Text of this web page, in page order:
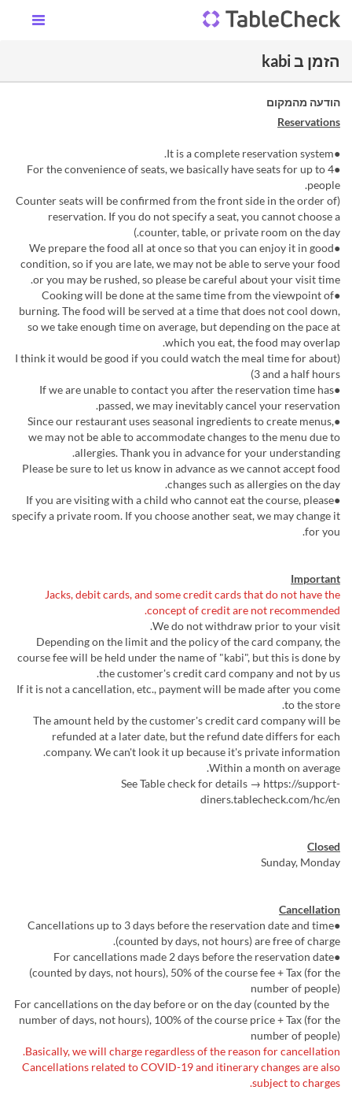
הזמן ב kabi
הודעה מהמקום
Reservations
●It is a complete reservation system.
●For the convenience of seats, we basically have seats for up to 4
people.
(Counter seats will be confirmed from the front side in the order of
reservation. If you do not specify a seat, you cannot choose a
counter, table, or private room on the day.)
●We prepare the food all at once so that you can enjoy it in good
condition, so if you are late, we may not be able to serve your food
or you may be rushed, so please be careful about your visit time.
●Cooking will be done at the same time from the viewpoint of
burning. The food will be served at a time that does not cool down,
so we take enough time on average, but depending on the pace at
which you eat, the food may overlap.
(I think it would be good if you could watch the meal time for about
3 and a half hours)
●If we are unable to contact you after the reservation time has
passed, we may inevitably cancel your reservation.
●Since our restaurant uses seasonal ingredients to create menus,
we may not be able to accommodate changes to the menu due to
allergies. Thank you in advance for your understanding.
Please be sure to let us know in advance as we cannot accept food
changes such as allergies on the day.
●If you are visiting with a child who cannot eat the course, please
specify a private room. If you choose another seat, we may change it
for you.
Important
Jacks, debit cards, and some credit cards that do not have the
concept of credit are not recommended.
We do not withdraw prior to your visit.
Depending on the limit and the policy of the card company, the
course fee will be held under the name of "kabi", but this is done by
the customer's credit card company and not by us.
If it is not a cancellation, etc., payment will be made after you come
to the store.
The amount held by the customer's credit card company will be
refunded at a later date, but the refund date differs for each
company. We can't look it up because it's private information.
Within a month on average.
See Table check for details → https://support-
diners.tablecheck.com/hc/en
Closed
Sunday, Monday
Cancellation
●Cancellations up to 3 days before the reservation date and time
(counted by days, not hours) are free of charge.
●For cancellations made 2 days before the reservation date
(counted by days, not hours), 50% of the course fee + Tax (for the
number of people)
For cancellations on the day before or on the day (counted by the
number of days, not hours), 100% of the course price + Tax (for the
number of people)
Basically, we will charge regardless of the reason for cancellation.
Cancellations related to COVID-19 and itinerary changes are also
subject to charges.